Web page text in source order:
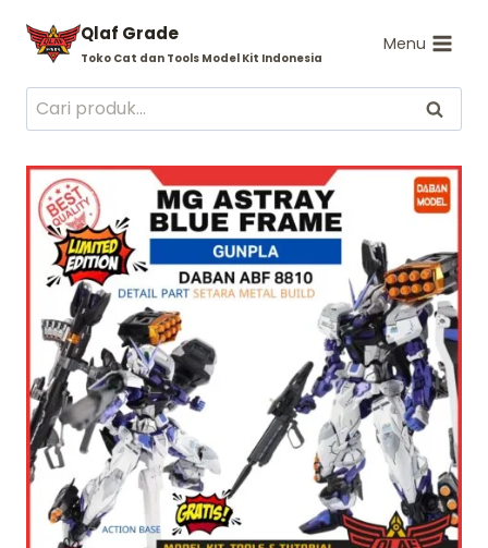
content
Qlaf Grade
Toko Cat dan Tools Model Kit Indonesia
Menu
Pencarian
untuk:
Cari